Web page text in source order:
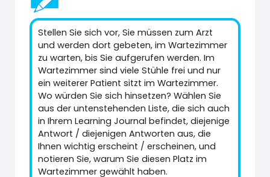
Stellen Sie sich vor, Sie müssen zum Arzt
und werden dort gebeten, im Wartezimmer
zu warten, bis Sie aufgerufen werden. Im
Wartezimmer sind viele Stühle frei und nur
ein weiterer Patient sitzt im Wartezimmer.
Wo würden Sie sich hinsetzen? Wählen Sie
aus der untenstehenden Liste, die sich auch
in Ihrem Learning Journal befindet, diejenige
Antwort / diejenigen Antworten aus, die
Ihnen wichtig erscheint / erscheinen, und
notieren Sie, warum Sie diesen Platz im
Wartezimmer gewählt haben.